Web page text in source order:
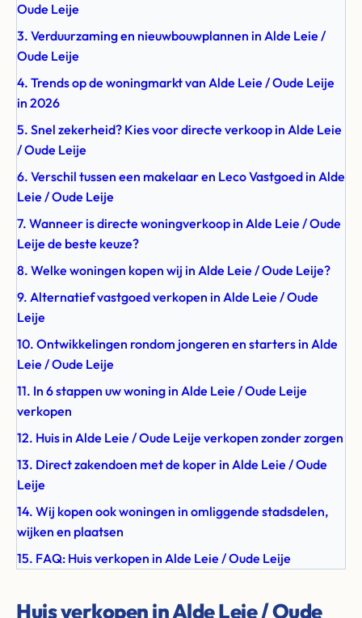
Oude Leije
3. Verduurzaming en nieuwbouwplannen in Alde Leie /
Oude Leije
4. Trends op de woningmarkt van Alde Leie / Oude Leije
in 2026
5. Snel zekerheid? Kies voor directe verkoop in Alde Leie
/ Oude Leije
6. Verschil tussen een makelaar en Leco Vastgoed in Alde
Leie / Oude Leije
7. Wanneer is directe woningverkoop in Alde Leie / Oude
Leije de beste keuze?
8. Welke woningen kopen wij in Alde Leie / Oude Leije?
9. Alternatief vastgoed verkopen in Alde Leie / Oude
Leije
10. Ontwikkelingen rondom jongeren en starters in Alde
Leie / Oude Leije
11. In 6 stappen uw woning in Alde Leie / Oude Leije
verkopen
12. Huis in Alde Leie / Oude Leije verkopen zonder zorgen
13. Direct zakendoen met de koper in Alde Leie / Oude
Leije
14. Wij kopen ook woningen in omliggende stadsdelen,
wijken en plaatsen
15. FAQ: Huis verkopen in Alde Leie / Oude Leije
Huis verkopen in Alde Leie / Oude